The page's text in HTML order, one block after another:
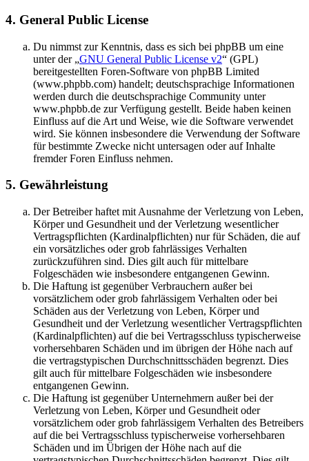
4. General Public License
Du nimmst zur Kenntnis, dass es sich bei phpBB um eine
unter der „GNU General Public License v2“ (GPL)
bereitgestellten Foren-Software von phpBB Limited
(www.phpbb.com) handelt; deutschsprachige Informationen
werden durch die deutschsprachige Community unter
www.phpbb.de zur Verfügung gestellt. Beide haben keinen
Einfluss auf die Art und Weise, wie die Software verwendet
wird. Sie können insbesondere die Verwendung der Software
für bestimmte Zwecke nicht untersagen oder auf Inhalte
fremder Foren Einfluss nehmen.
5. Gewährleistung
Der Betreiber haftet mit Ausnahme der Verletzung von Leben,
Körper und Gesundheit und der Verletzung wesentlicher
Vertragspflichten (Kardinalpflichten) nur für Schäden, die auf
ein vorsätzliches oder grob fahrlässiges Verhalten
zurückzuführen sind. Dies gilt auch für mittelbare
Folgeschäden wie insbesondere entgangenen Gewinn.
Die Haftung ist gegenüber Verbrauchern außer bei
vorsätzlichem oder grob fahrlässigem Verhalten oder bei
Schäden aus der Verletzung von Leben, Körper und
Gesundheit und der Verletzung wesentlicher Vertragspflichten
(Kardinalpflichten) auf die bei Vertragsschluss typischerweise
vorhersehbaren Schäden und im übrigen der Höhe nach auf
die vertragstypischen Durchschnittsschäden begrenzt. Dies
gilt auch für mittelbare Folgeschäden wie insbesondere
entgangenen Gewinn.
Die Haftung ist gegenüber Unternehmern außer bei der
Verletzung von Leben, Körper und Gesundheit oder
vorsätzlichem oder grob fahrlässigem Verhalten des Betreibers
auf die bei Vertragsschluss typischerweise vorhersehbaren
Schäden und im Übrigen der Höhe nach auf die